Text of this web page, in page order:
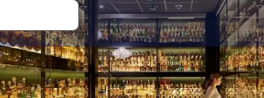
bilhetes para The Scotch